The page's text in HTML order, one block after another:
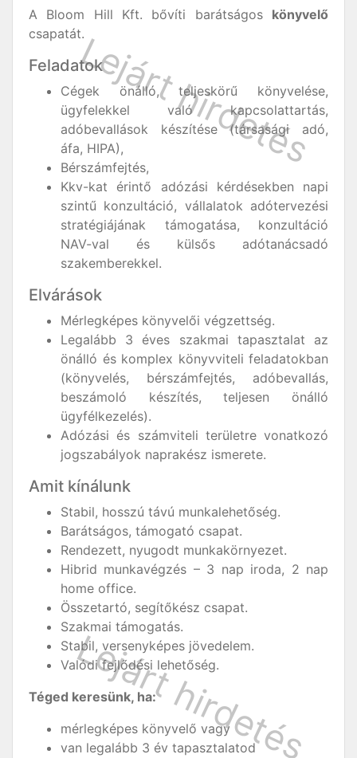
A Bloom Hill Kft. bővíti barátságos könyvelő
csapatát.
Feladatok
Cégek önálló, teljeskörű könyvelése,
ügyfelekkel való kapcsolattartás,
adóbevallások készítése (társasági adó,
áfa, HIPA),
Bérszámfejtés,
Kkv-kat érintő adózási kérdésekben napi
szintű konzultáció, vállalatok adótervezési
stratégiájának támogatása, konzultáció
NAV-val és külsős adótanácsadó
szakemberekkel.
Elvárások
Mérlegképes könyvelői végzettség.
Legalább 3 éves szakmai tapasztalat az
önálló és komplex könyvviteli feladatokban
(könyvelés, bérszámfejtés, adóbevallás,
beszámoló készítés, teljesen önálló
ügyfélkezelés).
Adózási és számviteli területre vonatkozó
jogszabályok naprakész ismerete.
Amit kínálunk
Stabil, hosszú távú munkalehetőség.
Barátságos, támogató csapat.
Rendezett, nyugodt munkakörnyezet.
Hibrid munkavégzés – 3 nap iroda, 2 nap
home office.
Összetartó, segítőkész csapat.
Szakmai támogatás.
Stabil, versenyképes jövedelem.
Valódi fejlődési lehetőség.
Téged keresünk, ha:
mérlegképes könyvelő vagy
van legalább 3 év tapasztalatod